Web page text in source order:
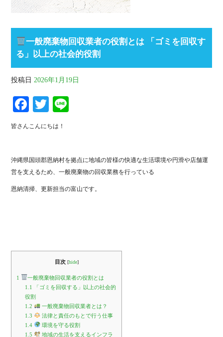
一般廃棄物回収業者の役割とは 「ゴミを回収す
る」以上の社会的役割
投稿日 2026年1月19日
Fa
ce
ok
T
wi
r
皆さんこんにちは！
沖縄県国頭郡恩納村を拠点に地域の皆様の快適な生活環境や円滑や店舗運
営を支えるため、一般廃棄物の回収業務を行っている
恩納清掃、更新担当の富山です。
目次 [hide]
1
一般廃棄物回収業者の役割とは
1.1
「ゴミを回収する」以上の社会的
役割
1.2
一般廃棄物回収業者とは？
1.3
法律と責任のもとで行う仕事
1.4
環境を守る役割
1.5
地域の生活を支えるインフラ